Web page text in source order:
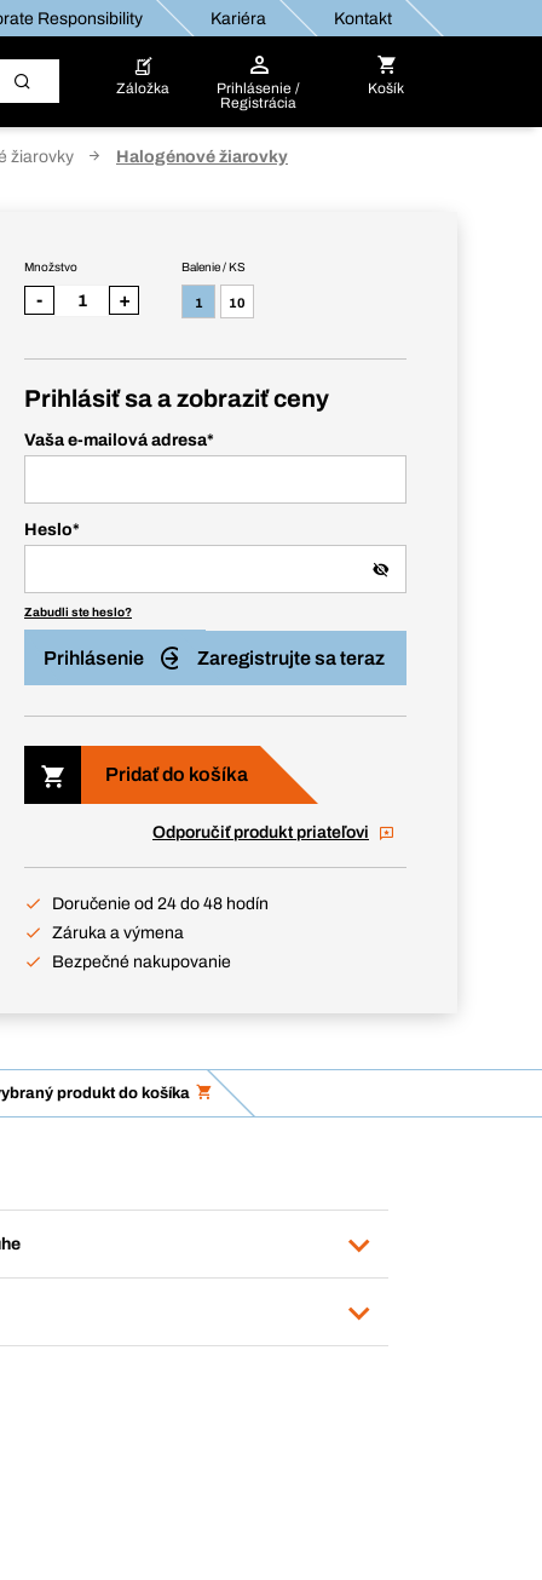
Responsibility Kariéra Kontakt
Záložka
Prihlásenie /
Registrácia
Košík
žiarovky Halogénové žiarovky
Balenie / KS
1 10
Množstvo
- +
Prihlásiť sa a zobraziť ceny
Vaša e-mailová adresa*
Heslo*
Zabudli ste heslo?
Prihlásenie Zaregistrujte sa teraz
Pridať do košíka
Odporučiť produkt priateľovi
Doručenie od 24 do 48 hodín
Záruka a výmena
Bezpečné nakupovanie
produkt do košíka